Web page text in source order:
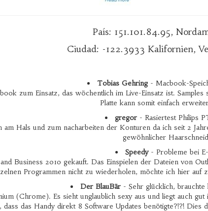
País: 151.101.84.95,
Ciudad: -122.3933 Kalifornien,
Tobias Gehring- Macbook-
zum Einsatz, das wöchentlich im Live-Einsatz ist.
Platte kann somit einfach
gregor - Rasiertest Philips
Hals und zum nacharbeiten der Konturen da ich seit 2
gewöhnlicher
Speedy- Probleme bei
Business 2010 gekauft. Das Einspielen der Dateien von
Programmen nicht zu wiederholen, möchte ich hier auf
Der BlauBär- Sehr glücklich, brauchte
(Chrome). Es sieht unglaublich sexy aus und liegt auch
das Handy direkt 8 Software Updates benötigte?!?!